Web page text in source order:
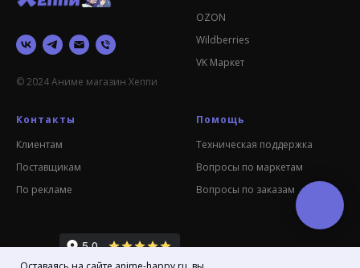
© 2024 Аниме магазин Хеппи
OZON
Wildberries
VK Маркет
Контакты
Клиентам
Поставщикам
По рекламе
Помощь
Техническая поддержка
Вопросы по маркетам
Вопросы по заказам